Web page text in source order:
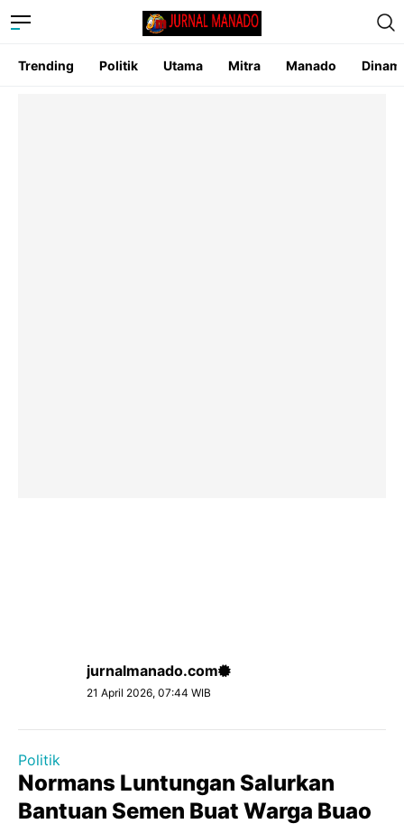
Trending Politik Utama Mitra Manado
jurnalmanado.com
21 April 2026, 07:44 WIB
Politik
Normans Luntungan Salurkan
Bantuan Semen Buat Warga Buao